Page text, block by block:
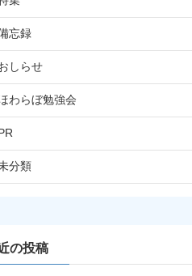
忘録
しらせ
わらぼ勉強会
分類
の投稿